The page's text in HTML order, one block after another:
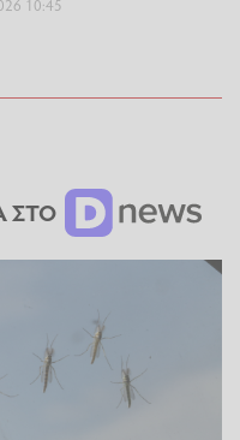
10:45
ΣΤΟ